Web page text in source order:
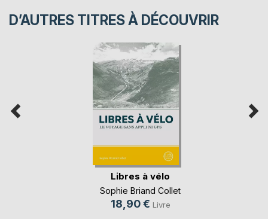
D’AUTRES TITRES À DÉCOUVRIR
Libres à vélo
Sophie Briand Collet
18,90 € Livre